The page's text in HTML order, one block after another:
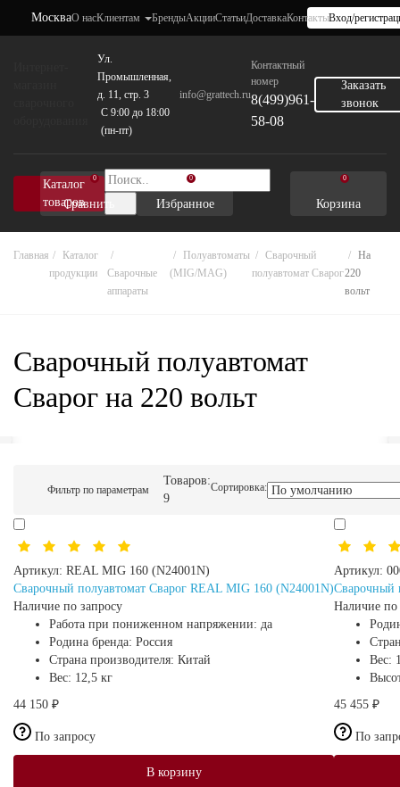
МоскваО насКлиентам БрендыАкцииСтатьиДоставкаКонтактыВход/
Ул.
Промышленная,
д. 11, стр. 3
C 9:00 до 18:00
(пн-пт)
info@grattech.ru
Контактный
номер
8(499)961-
58-08
Заказать
звонок
Каталог
товаров
0
Сравнить
0
Избранное
0
Корзина
Главная
Каталог
продукции
Сварочные
аппараты
Полуавтоматы
(MIG/MAG)
Сварочный
полуавтомат Сварог
На
220
вольт
Сварочный полуавтомат
Сварог на 220 вольт
Фильтр по параметрам
Товаров:
9
Сортировка:
Артикул: REAL MIG 160 (N24001N)
Сварочный полуавтомат Сварог REAL MIG 160 (N24001N)
Наличие по запросу
Работа при пониженном напряжении: да
Родина бренда: Россия
Страна производителя: Китай
Вес: 12,5 кг
44 150 ₽
По запросу
В корзину
Артикул:
Сварочный
Наличие по
Вес:
45 455 ₽
По